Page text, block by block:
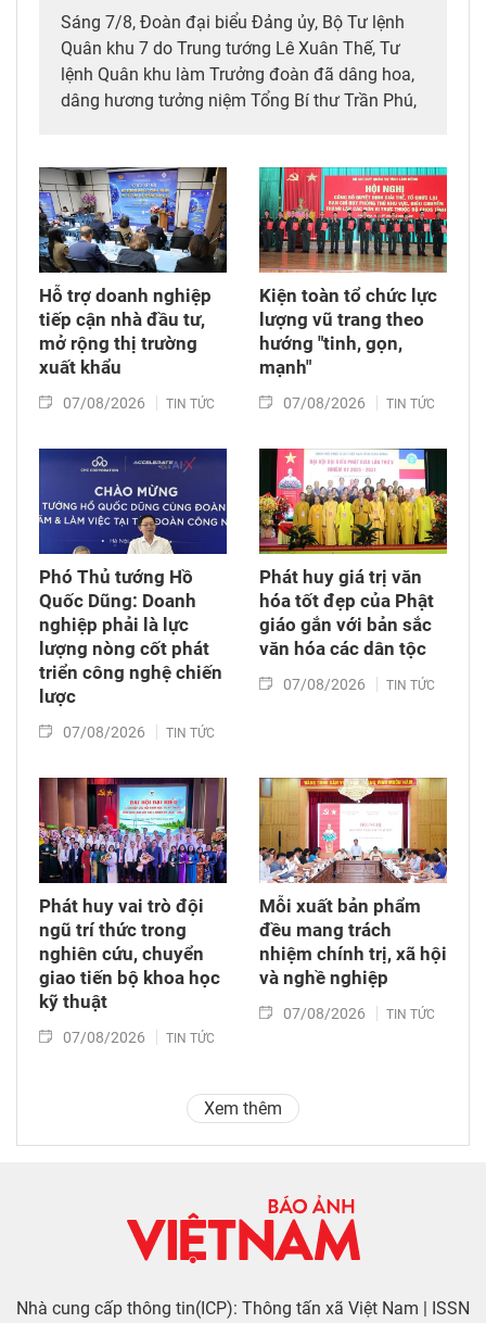
Sáng 7/8, Đoàn đại biểu Đảng ủy, Bộ Tư lệnh
Quân khu 7 do Trung tướng Lê Xuân Thế, Tư
lệnh Quân khu làm Trưởng đoàn đã dâng hoa,
dâng hương tưởng niệm Tổng Bí thư Trần Phú,
liệt sĩ và xác minh thông tin hài cốt liệt sĩ tại
Công viên Lê Thị Riêng, phường Hòa Hưng,
Thành phố Hồ Chí Minh.
Hỗ trợ doanh nghiệp
tiếp cận nhà đầu tư,
mở rộng thị trường
xuất khẩu
07/08/2026 TIN TỨC
Kiện toàn tổ chức lực
lượng vũ trang theo
hướng "tinh, gọn,
mạnh"
07/08/2026 TIN TỨC
Phó Thủ tướng Hồ
Quốc Dũng: Doanh
nghiệp phải là lực
lượng nòng cốt phát
triển công nghệ chiến
lược
07/08/2026 TIN TỨC
Phát huy giá trị văn
hóa tốt đẹp của Phật
giáo gắn với bản sắc
văn hóa các dân tộc
07/08/2026 TIN TỨC
Phát huy vai trò đội
ngũ trí thức trong
nghiên cứu, chuyển
giao tiến bộ khoa học
kỹ thuật
07/08/2026 TIN TỨC
Mỗi xuất bản phẩm
đều mang trách
nhiệm chính trị, xã hội
và nghề nghiệp
07/08/2026 TIN TỨC
Xem thêm
Nhà cung cấp thông tin(ICP): Thông tấn xã Việt Nam | ISSN